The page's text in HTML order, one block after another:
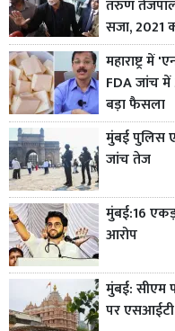
तरुण
सजा, 2021
महाराष्ट्र में
FDA जांच
बड़ा फैसला
मुंबई पुलिस
जांच तेज
मुंबई:16
आरोप
मुंबई: सीएम
पर